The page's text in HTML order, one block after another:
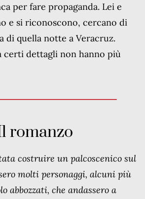
per fare propaganda. Lei e
e si riconoscono, cercano di
di quella notte a Veracruz.
certi dettagli non hanno più
romanzo
costruire un palcoscenico sul
molti personaggi, alcuni più
abbozzati, che andassero a